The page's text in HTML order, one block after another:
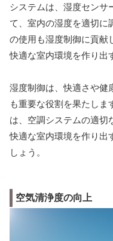
システムは、湿度センサ
て、室内の湿度を適切に
の使用も湿度制御に貢献
快適な室内環境を作り出
湿度制御は、快適さや健
も重要な役割を果たしま
は、空調システムの適切
快適な室内環境を作り出
しょう。
空気清浄度の向上